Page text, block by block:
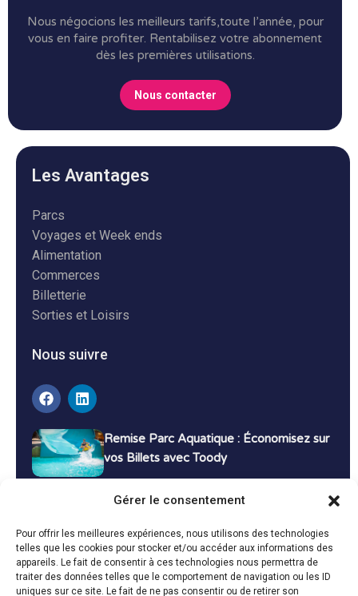
Gérer le consentement
Pour offrir les meilleures expériences, nous utilisons des technologies
telles que les cookies pour stocker et/ou accéder aux informations des
appareils. Le fait de consentir à ces technologies nous permettra de
traiter des données telles que le comportement de navigation ou les ID
uniques sur ce site. Le fait de ne pas consentir ou de retirer son
Nous négocions les meilleurs tarifs,toute l’année, pour
vous en faire profiter. Rentabilisez votre abonnement
dès les premières utilisations.
Nous contacter
Les Avantages
Parcs
Voyages et Week ends
Alimentation
Commerces
Billetterie
Sorties et Loisirs
Nous suivre
Remise Parc Aquatique : Économisez sur
vos Billets avec Toody
Bons Plans Voyage : Économisez sur vos
Vacances avec Toody
13 décembre 2024 Bon plans